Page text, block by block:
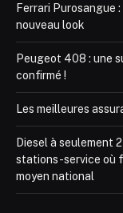
Ferrari Purosangue
nouveau look
Peugeot 408 : une
confirmé !
Les meilleures
Diesel à seulement
stations-service où
moyen national